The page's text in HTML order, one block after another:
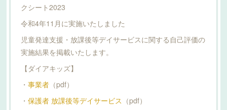
クシート2023
令和4年11月に実施いたしました
児童発達支援・放課後等デイサービスに関する自己評価の
実施結果を掲載いたします。
【ダイアキッズ】
・ 事業者（pdf）
・ 保護者 放課後等デイサービス （pdf）